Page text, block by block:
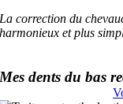
La correction du
harmonieux et plus
Mes dents du bas